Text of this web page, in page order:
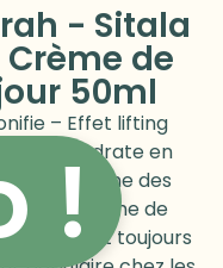
!
- Sitala
Crème de
50ml
– Effet lifting
– Hydrate en
Une des
crème de
et elle est toujours